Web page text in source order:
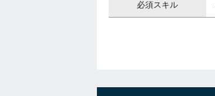
必須スキル